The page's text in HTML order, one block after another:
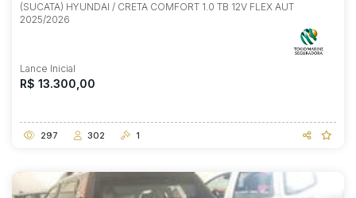
(SUCATA) HYUNDAI / CRETA COMFORT 1.0 TB 12V FLEX AUT
2025/2026
Lance Inicial
R$ 13.300,00
297 302 1